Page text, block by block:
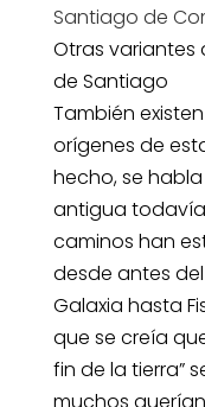
Santiago de
Otras variantes
de Santiago
También
orígenes de
hecho, se
antigua
caminos han
desde antes
Galaxia hasta
que se creía
fin de la tierra”
muchos